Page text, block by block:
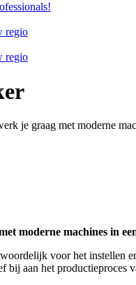
regio
regio
je graag met moderne
moderne machines in
voor het instellen
bij aan het productieproces